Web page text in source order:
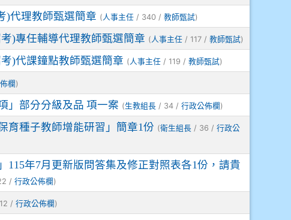
)代理教師甄選簡章 ( 人事主任 / 340 /教師甄試)
)專任輔導代理教師甄選簡章 ( 人事主任 / 117 /教師甄試)
)代課鐘點教師甄選簡章 ( 人事主任 / 119 /教師甄試)
欄 )
」部分分級及品 項一案 (生教組長 / 34 /行政公佈欄 )
育種子教師增能研習」簡章1份 (衛生組長 / 36 /行政公
115年7月更新版問答集及修正對照表各1份，請貴
/ 行政公佈欄 )
/行政公佈欄 )